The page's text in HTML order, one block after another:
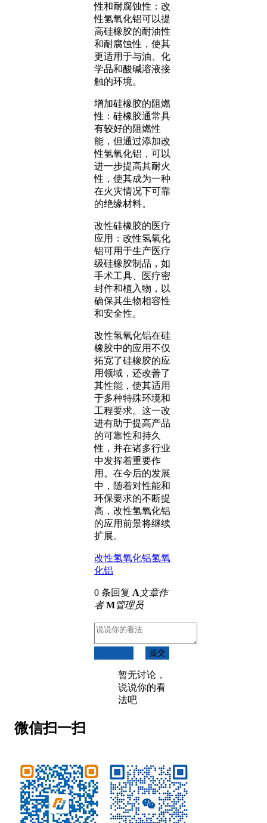
性和耐腐蚀性：改
性氢氧化铝可以提
高硅橡胶的耐油性
和耐腐蚀性，使其
更适用于与油、化
学品和酸碱溶液接
触的环境。
增加硅橡胶的阻燃
性：硅橡胶通常具
有较好的阻燃性
能，但通过添加改
性氢氧化铝，可以
进一步提高其耐火
性，使其成为一种
在火灾情况下可靠
的绝缘材料。
改性硅橡胶的医疗
应用：改性氢氧化
铝可用于生产医疗
级硅橡胶制品，如
手术工具、医疗密
封件和植入物，以
确保其生物相容性
和安全性。
改性氢氧化铝在硅
橡胶中的应用不仅
拓宽了硅橡胶的应
用领域，还改善了
其性能，使其适用
于多种特殊环境和
工程要求。这一改
进有助于提高产品
的可靠性和持久
性，并在诸多行业
中发挥着重要作
用。在今后的发展
中，随着对性能和
环保要求的不断提
高，改性氢氧化铝
的应用前景将继续
扩展。
改性氢氧化铝氢氧
化铝
0 条回复 A文章作
者 M管理员
提交
暂无讨论，
说说你的看
法吧
微信扫一扫